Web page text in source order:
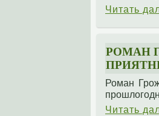
Читать
РОМАН
Роман
Читать